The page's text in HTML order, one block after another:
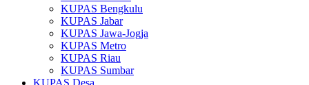
KUPAS Bengkulu
KUPAS Jabar
KUPAS Jawa-Jogja
KUPAS Metro
KUPAS Riau
KUPAS Sumbar
KUPAS Desa